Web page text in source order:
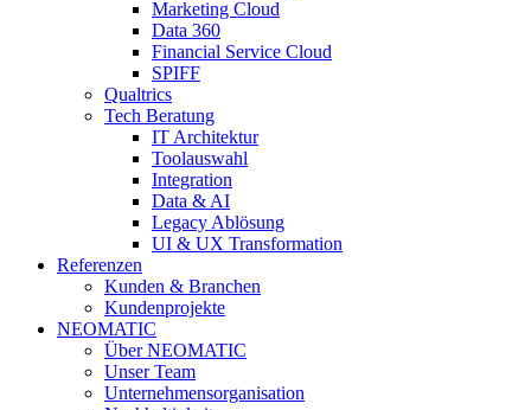
Marketing Cloud
Data 360
Financial Service Cloud
SPIFF
Qualtrics
Tech Beratung
IT Architektur
Toolauswahl
Integration
Data & AI
Legacy Ablösung
UI & UX Transformation
Referenzen
Kunden & Branchen
Kundenprojekte
NEOMATIC
Über NEOMATIC
Unser Team
Unternehmensorganisation